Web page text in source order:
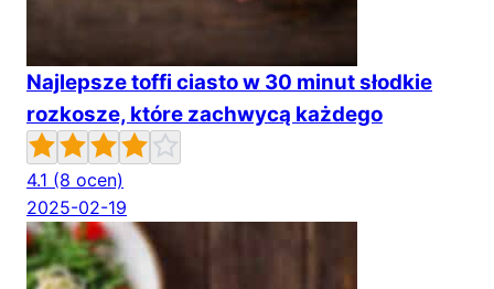
Najlepsze toffi ciasto w 30 minut słodkie
rozkosze, które zachwycą każdego
4.1 (8 ocen)
2025-02-19